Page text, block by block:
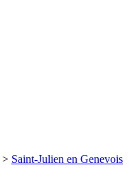
> Saint-Julien en Genevois